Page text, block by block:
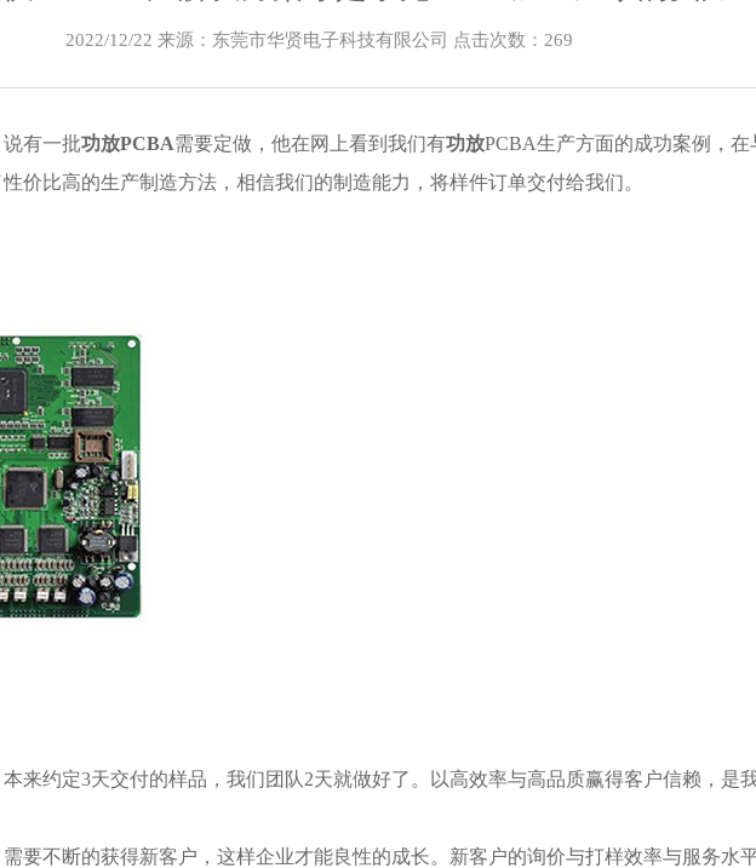
2022/12/22 来源：东莞市华贤电子科技有限公司 点击次数： 269
有一批功放PCBA需要定做，他在网上看到我们有功放PCBA生产方面的成功案例，
价比高的生产制造方法，相信我们的制造能力，将样件订单交付给我们。
来约定3天交付的样品，我们团队2天就做好了。以高效率与高品质赢得客户信赖，是
要不断的获得新客户，这样企业才能良性的成长。新客户的询价与打样效率与服务水